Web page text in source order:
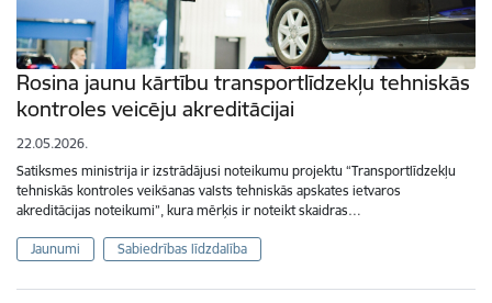
Rosina jaunu kārtību transportlīdzekļu tehniskās
kontroles veicēju akreditācijai
22.05.2026.
Satiksmes ministrija ir izstrādājusi noteikumu projektu “Transportlīdzekļu
tehniskās kontroles veikšanas valsts tehniskās apskates ietvaros
akreditācijas noteikumi”, kura mērķis ir noteikt skaidras…
Jaunumi Sabiedrības līdzdalība